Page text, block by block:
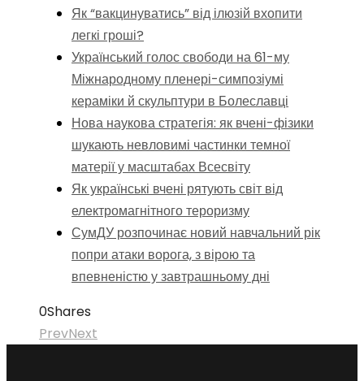
Як “вакцинуватись” від ілюзій вхопити
легкі гроші?
Український голос свободи на 61-му
Міжнародному пленері-симпозіумі
кераміки й скульптури в Болеславці
Нова наукова стратегія: як вчені-фізики
шукають невловимі частинки темної
матерії у масштабах Всесвіту
Як українські вчені рятують світ від
електромагнітного тероризму
СумДУ розпочинає новий навчальний рік
попри атаки ворога, з вірою та
впевненістю у завтрашньому дні
0Shares
PrevNext